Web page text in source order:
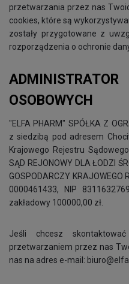
przetwarzania przez nas
cookies, które są
zostały przygotowane z
rozporządzenia o ochronie
OSOBOWYCH
"ELFA PHARM" SPÓŁKA Z
z siedzibą pod adresem
Krajowego Rejestru
SĄD REJONOWY DLA ŁODZI
GOSPODARCZY KRAJOWEGO
0000461433, NIP
zakładowy 100000,00 zł.
Jeśli chcesz
przetwarzaniem przez nas
nas na adres e-mail: